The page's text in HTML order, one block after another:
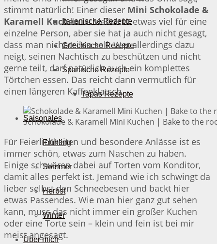
Italienische Rezepte
Griechische Rezepte
Spanische Rezepte
Tapas Rezepte
Saisonales
Frühling
Sommer
Herbst
Winter
Über mich
stimmt natürlich! Einer dieser Mini Schokolade &
Karamell Kuchenist vielleicht etwas viel für eine
einzelne Person, aber sie hat ja auch nicht gesagt,
dass man nicht teilen soll. Wer allerdings dazu
neigt, seinen Nachtisch zu beschützen und nicht
gerne teilt, darf natürlich auch ein komplettes
Törtchen essen. Das reicht dann vermutlich für
einen längeren Kaffeeklatsch.
Schokolade & Karamell Mini Kuchen | Bake to the
Für Feierlichkeiten und besondere Anlässe ist es
immer schön, etwas zum Naschen zu haben.
Einige schwören dabei auf Torten vom Konditor,
damit alles perfekt ist. Jemand wie ich schwingt da
lieber selbst den Schneebesen und backt hier
etwas Passendes. Wie man hier ganz gut sehen
kann, muss das nicht immer ein großer Kuchen
oder eine Torte sein – klein und fein ist bei mir
meist angesagt.